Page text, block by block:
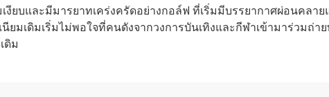
ยบและมีมารยาทเคร่งครัดอย่างกอล์ฟ ที่เริ่มมีบรรยากาศผ่อนคลาย
มเดิมเริ่มไม่พอใจที่คนดังจากวงการบันเทิงและกีฬาเข้ามาร่วมถ่า
ดิม